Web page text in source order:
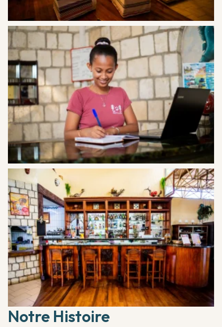
Notre Histoire